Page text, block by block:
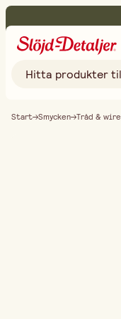
Start Smycken Tråd & wire